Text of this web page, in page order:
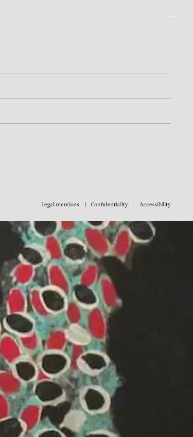
Legal mentions Confidentiality Accessibility